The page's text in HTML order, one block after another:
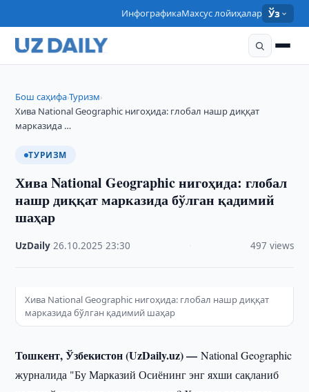
ИнфографикаМахсус лойиҳалар Ўз
Бош саҳифа›Туризм›
Хива National Geographic нигоҳида: глобал нашр диққат
марказида …
ТУРИЗМ
Хива National Geographic нигоҳида: глобал
нашр диққат марказида бўлган қадимий
шаҳар
UzDaily ·26.10.2025 ·23:30 497 views
Хива National Geographic нигоҳида: глобал нашр диққат
марказида бўлган қадимий шаҳар
Тошкент, Ўзбекистон (UzDaily.uz) —National Geographic
журналида "Бу Марказий Осиёнинг энг яхши сақланиб